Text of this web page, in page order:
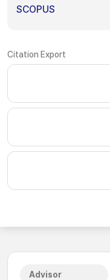
SCOPUS
Citation Export
Advisor